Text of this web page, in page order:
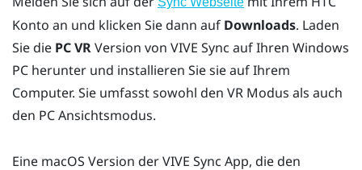
Konto an und klicken Sie dann auf Downloads. Laden
Sie die PC VRVersion von VIVE Sync auf Ihren Windows
PC herunter und installieren Sie sie auf Ihrem
Computer. Sie umfasst sowohl den VR Modus als auch
den PC Ansichtsmodus.
Eine macOS Version derVIVE Sync App, die den